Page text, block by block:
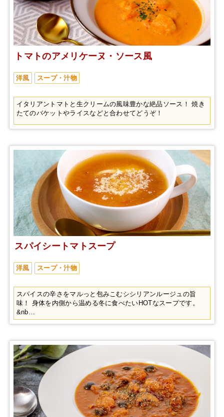
トマトのアメリケーヌ・ソース風
洋風 スープ・汁物
イタリアントマトと生クリームの風味豊かな絶品ソース！ 焼き
たてのバケットやライスなどと合わせてどうぞ！
スパイシートマトスープ
洋風 スープ・汁物
スパイスの辛さをマルっと包みこむシシリアンルージュの旨
味！ 身体を内側から温める冬に食べたいHOTなスープです。
&nb…